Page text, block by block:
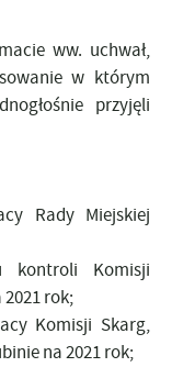
ww. uchwał,
w którym
przyjęli
Rady Miejskiej
kontroli Komisji
rok;
Komisji Skarg,
na 2021 rok;